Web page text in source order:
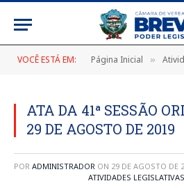
VOCÊ ESTÁ EM: Página Inicial »
ATA DA 41ª SESSÃO
29 DE AGOSTO DE 2019
POR ADMINISTRADOR ON 29 DE AGOSTO DE
ATIVIDADES LEGISLATIVAS